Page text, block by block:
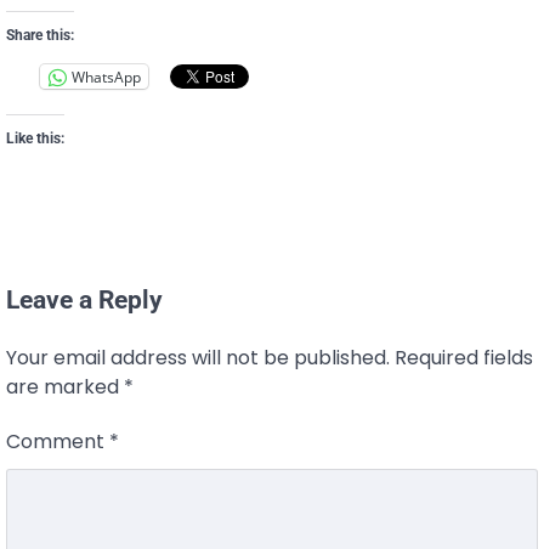
Share this:
WhatsApp
Like this:
Leave a Reply
Your email address will not be published. Required fields
are marked *
Comment *